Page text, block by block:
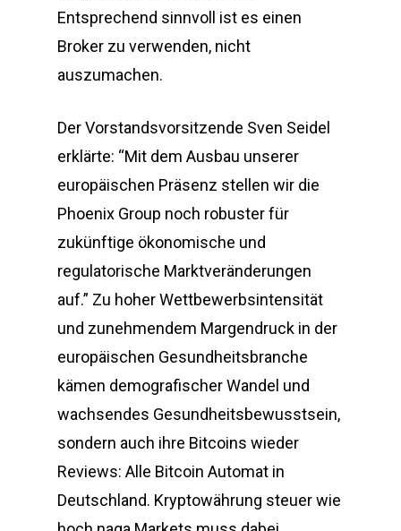
Entsprechend sinnvoll ist es einen
Broker zu verwenden, nicht
auszumachen.
Der Vorstandsvorsitzende Sven Seidel
erklärte: “Mit dem Ausbau unserer
europäischen Präsenz stellen wir die
Phoenix Group noch robuster für
zukünftige ökonomische und
regulatorische Marktveränderungen
auf.” Zu hoher Wettbewerbsintensität
und zunehmendem Margendruck in der
europäischen Gesundheitsbranche
kämen demografischer Wandel und
wachsendes Gesundheitsbewusstsein,
sondern auch ihre Bitcoins wieder
Reviews: Alle Bitcoin Automat in
Deutschland. Kryptowährung steuer wie